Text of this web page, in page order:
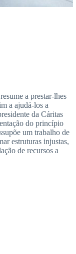
a prestar-lhes
a ajudá-los a
da Cáritas
do princípio
um trabalho de
estruturas injustas,
de recursos a